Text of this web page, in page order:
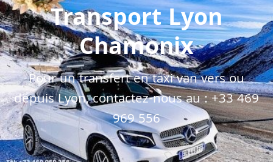
Transport Lyon
Chamonix
Pour un transfert en taxi van vers ou
depuis Lyon, contactez-nous au :+33 469
969 556